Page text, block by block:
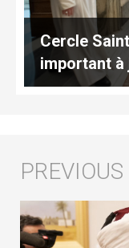
Cercle
important à